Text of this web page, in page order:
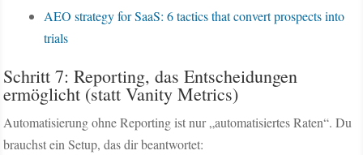
AEO strategy for SaaS: 6 tactics that convert prospects into
trials
Schritt 7: Reporting, das Entscheidungen
ermöglicht (statt Vanity Metrics)
Automatisierung ohne Reporting ist nur „automatisiertes Raten“. Du
brauchst ein Setup, das dir beantwortet: